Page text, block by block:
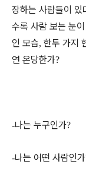
장하는 사람들이 있
수록 사람 보는 눈
인 모습, 한두 가지
연 온당한가?
-나는 누구인가?
-나는 어떤 사람인가